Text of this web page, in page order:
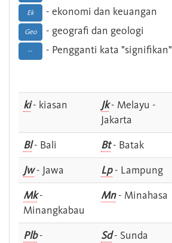
Ek - ekonomi dan keuangan
Geo - geografi dan geologi
-- - Pengganti kata "signifikan"
ki- kiasan Jk- Melayu -
Jakarta
Bl- Bali Bt- Batak
Jw- Jawa Lp- Lampung
Mk-
Minangkabau
Mn- Minahasa
Plb-
Sd- Sunda